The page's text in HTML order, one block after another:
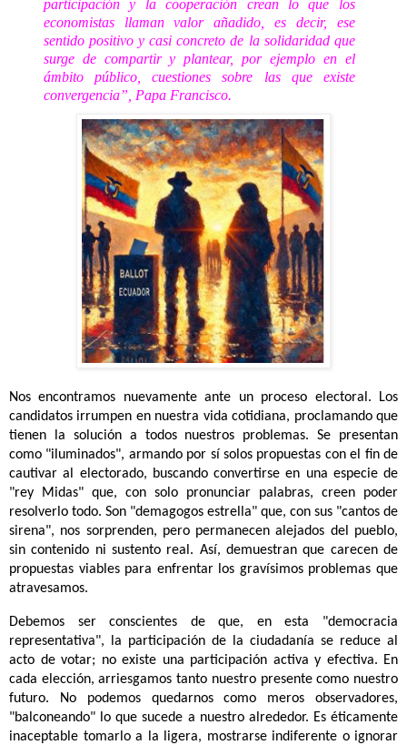
participación y la cooperación crean lo que los
economistas llaman valor añadido, es decir, ese
sentido positivo y casi concreto de la solidaridad que
surge de compartir y plantear, por ejemplo en el
ámbito público, cuestiones sobre las que existe
convergencia”, Papa Francisco.
Nos encontramos nuevamente ante un proceso electoral. Los
candidatos irrumpen en nuestra vida cotidiana, proclamando que
tienen la solución a todos nuestros problemas. Se presentan
como "iluminados", armando por sí solos propuestas con el fin de
cautivar al electorado, buscando convertirse en una especie de
"rey Midas" que, con solo pronunciar palabras, creen poder
resolverlo todo. Son "demagogos estrella" que, con sus "cantos de
sirena", nos sorprenden, pero permanecen alejados del pueblo,
sin contenido ni sustento real. Así, demuestran que carecen de
propuestas viables para enfrentar los gravísimos problemas que
atravesamos.
Debemos ser conscientes de que, en esta "democracia
representativa", la participación de la ciudadanía se reduce al
acto de votar; no existe una participación activa y efectiva. En
cada elección, arriesgamos tanto nuestro presente como nuestro
futuro. No podemos quedarnos como meros observadores,
"balconeando" lo que sucede a nuestro alrededor. Es éticamente
inaceptable tomarlo a la ligera, mostrarse indiferente o ignorar